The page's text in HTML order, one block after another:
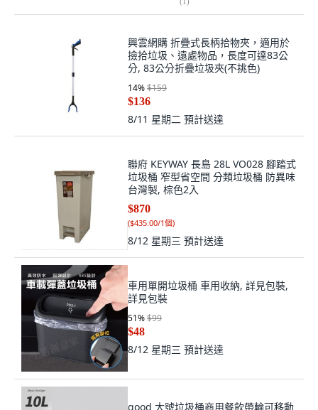
興雲網購 折疊式長柄拾物夾，適用於
撿拾垃圾、遠處物品，長度可達83公
分, 83公分折疊垃圾夾(不挑色)
14%$159
$136
8/11 星期二 預計送達
聯府 KEYWAY 長島 28L VO028 腳踏式
垃圾桶 窄型省空間 分類垃圾桶 防異味
台灣製, 棕色2入
$870
($435.00/1個)
8/12 星期三 預計送達
車用單開垃圾桶 車用收納, 詳見包裝,
詳見包裝
51%$99
$48
8/12 星期三 預計送達
good 大號垃圾桶商用餐飲帶輪可移動